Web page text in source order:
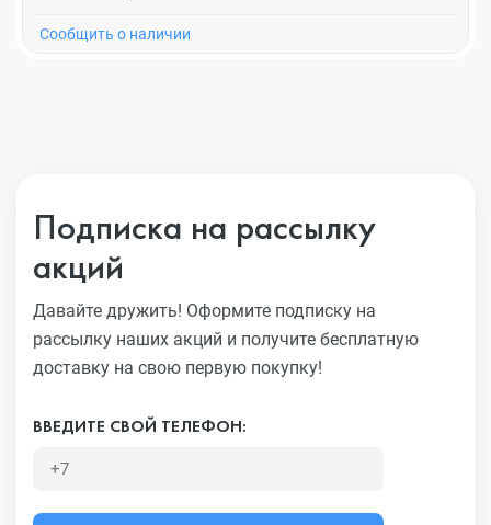
Cообщить о наличии
Подписка на рассылку
акций
Давайте дружить! Оформите подписку на
рассылку наших акций и получите бесплатную
доставку на свою первую покупку!
ВВЕДИТЕ СВОЙ ТЕЛЕФОН: